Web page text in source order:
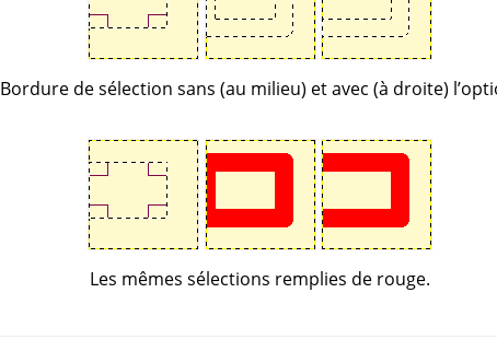
Bordure de sélection sans (au milieu) et avec (à droite)
Les mêmes sélections remplies de rouge.